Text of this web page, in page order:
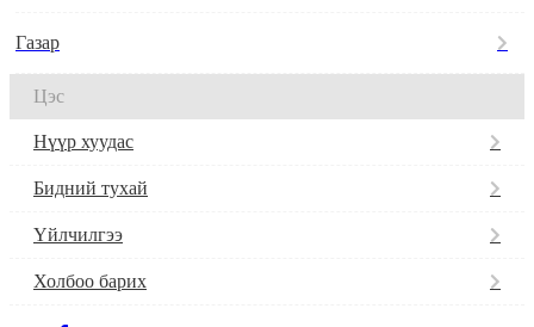
Газар
Цэс
Нүүр хуудас
Бидний тухай
Үйлчилгээ
Холбоо барих